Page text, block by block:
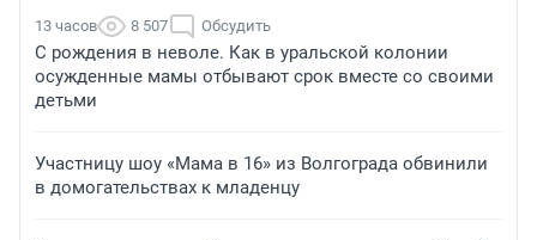
13 часов 8 507 Обсудить
С рождения в неволе. Как в уральской колонии
осужденные мамы отбывают срок вместе со своими
детьми
Участницу шоу «Мама в 16» из Волгограда обвинили
в домогательствах к младенцу